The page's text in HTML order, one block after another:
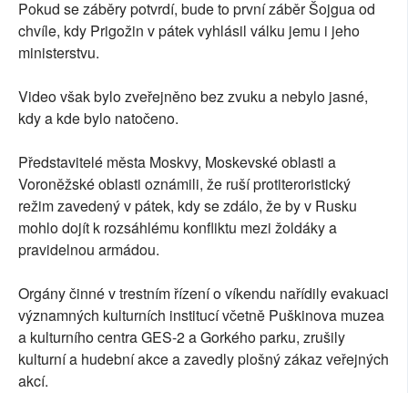
Pokud se záběry potvrdí, bude to první záběr Šojgua od
chvíle, kdy Prigožin v pátek vyhlásil válku jemu i jeho
ministerstvu.
Video však bylo zveřejněno bez zvuku a nebylo jasné,
kdy a kde bylo natočeno.
Představitelé města Moskvy, Moskevské oblasti a
Voroněžské oblasti oznámili, že ruší protiteroristický
režim zavedený v pátek, kdy se zdálo, že by v Rusku
mohlo dojít k rozsáhlému konfliktu mezi žoldáky a
pravidelnou armádou.
Orgány činné v trestním řízení o víkendu nařídily evakuaci
významných kulturních institucí včetně Puškinova muzea
a kulturního centra GES-2 a Gorkého parku, zrušily
kulturní a hudební akce a zavedly plošný zákaz veřejných
akcí.